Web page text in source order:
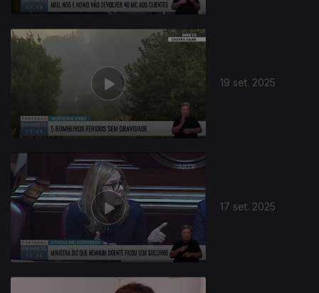
19 set. 2025
17 set. 2025